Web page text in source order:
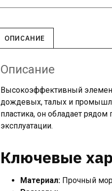
ОПИСАНИЕ
Описание
Высокоэффективный
дождевых, талых и
пластика, он обладает
эксплуатации.
Ключевые
Материал: Прочный